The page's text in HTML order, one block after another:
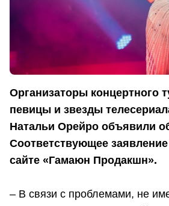
Организаторы концертного
певицы и звезды
Натальи Орейро объявили
Соответствующее
сайте «Гамаюн Продакшн».
– В связи с проблемами, не